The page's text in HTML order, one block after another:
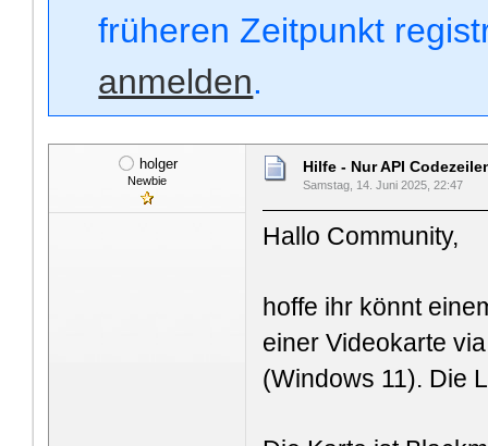
früheren Zeitpunkt
anmelden.
holger
Newbie
Hilfe - Nur API
Samstag, 14. Juni 2025, 22:47
Hallo Community,
hoffe ihr könnt
einer Videokarte
(Windows 11). Die